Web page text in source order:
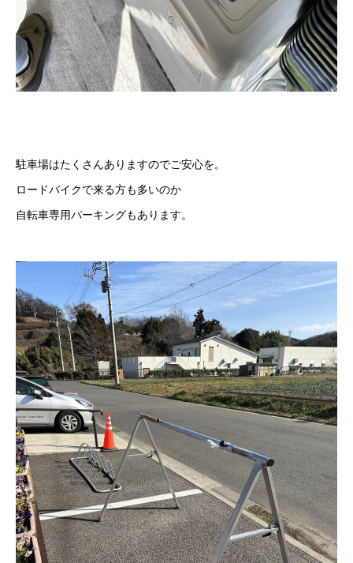
駐車場はたくさんありますのでご安心を。
ロードバイクで来る方も多いのか
自転車専用パーキングもあります。